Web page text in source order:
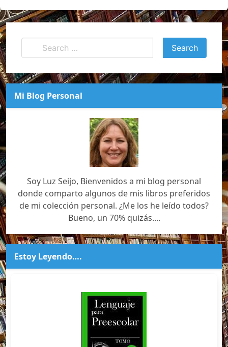
Mi Blog Personal
Soy Luz Seijo, Bienvenidos a mi blog personal
donde comparto algunos de mis libros preferidos
de mi colección personal. ¿Me los he leído todos?
Bueno, un 70% quizás....
Estoy Leyendo….